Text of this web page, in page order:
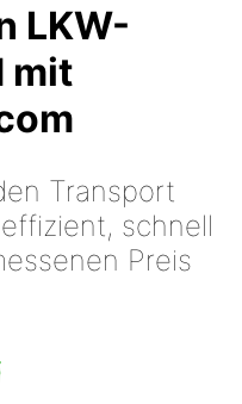
LKW-
mit
Transport
schnell
Preis